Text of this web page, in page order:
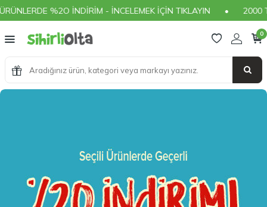
İNDİRİM - İNCELEMEK İÇİN TIKLAYIN • 2000 TL VE ÜZERİ
0